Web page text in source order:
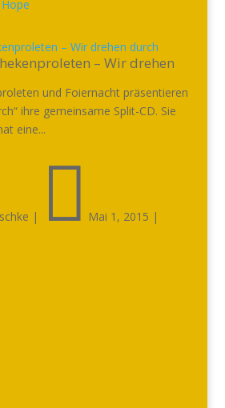
– Wir drehen durch
– Wir drehen
und Foiernacht präsentieren
ihre gemeinsame Split-CD. Sie
eine...
|  Mai 1, 2015 |